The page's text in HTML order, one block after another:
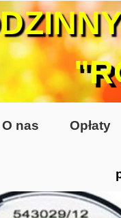
lata 80-te
O nas Opłaty